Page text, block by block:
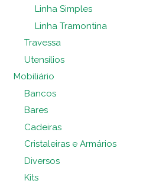
Linha Simples
Linha Tramontina
Travessa
Utensílios
Mobiliário
Bancos
Bares
Cadeiras
Cristaleiras e Armários
Diversos
Kits